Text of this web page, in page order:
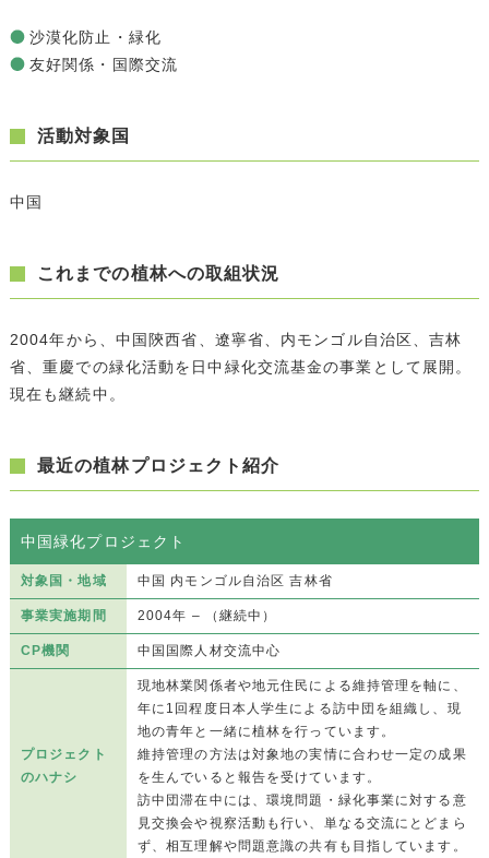
沙漠化防止・緑化
友好関係・国際交流
活動対象国
中国
これまでの植林への取組状況
2004年から、中国陝西省、遼寧省、内モンゴル自治区、吉林
省、重慶での緑化活動を日中緑化交流基金の事業として展開。
現在も継続中。
最近の植林プロジェクト紹介
中国緑化プロジェクト
対象国・地域 中国 内モンゴル自治区 吉林省
事業実施期間 2004年 – （継続中）
CP機関 中国国際人材交流中心
プロジェクト
のハナシ
現地林業関係者や地元住民による維持管理を軸に、
年に1回程度日本人学生による訪中団を組織し、現
地の青年と一緒に植林を行っています。
維持管理の方法は対象地の実情に合わせ一定の成果
を生んでいると報告を受けています。
訪中団滞在中には、環境問題・緑化事業に対する意
見交換会や視察活動も行い、単なる交流にとどまら
ず、相互理解や問題意識の共有も目指しています。